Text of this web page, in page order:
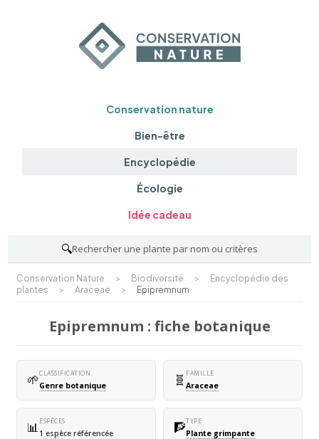
Conservation nature
Bien-être
Encyclopédie
Écologie
Idée cadeau
🔍Rechercher une plante par nom ou critères
Conservation Nature > Biodiversité >
Encyclopédie des
plantes
> Araceae > Epipremnum
Epipremnum : fiche botanique
🌱CLASSIFICATION
Genre botanique 🧬 FAMILLE
Araceae
📊ESPÈCES
1 espèce référencée 🧗TYPE
Plante grimpante